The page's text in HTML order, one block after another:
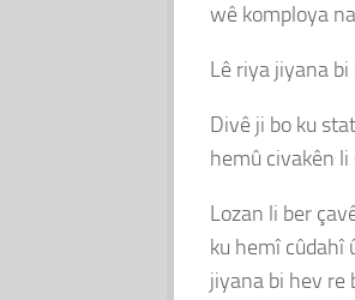
wê komploya
Lê riya jiyana
Divê ji bo ku
hemû civakên
Lozan li ber
ku hemî cûdahî
jiyana bi hev re